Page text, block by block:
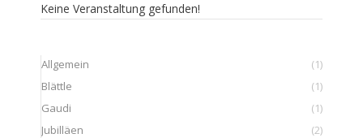
Keine Veranstaltung gefunden!
Allgemein
(1)
Blättle
(1)
Gaudi
(1)
Jubilläen
(2)